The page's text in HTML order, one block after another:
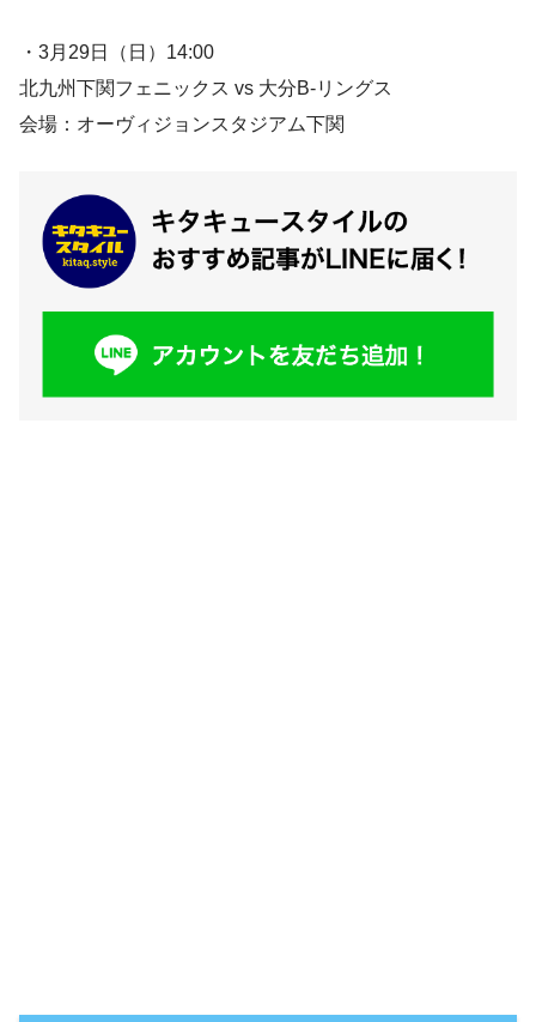
・3月29日（日）14:00
北九州下関フェニックス vs 大分B-リングス
会場：オーヴィジョンスタジアム下関